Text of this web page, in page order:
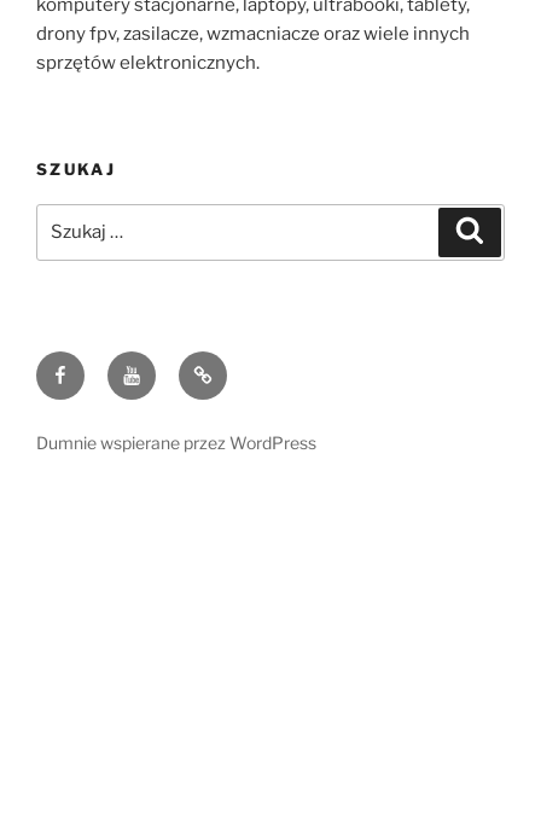
komputery stacjonarne, laptopy, ultrabooki, tablety,
drony fpv, zasilacze, wzmacniacze oraz wiele innych
sprzętów elektronicznych.
SZUKAJ
FacebookYoutubePolityka
Prywatności
Dumnie wspierane przez WordPress